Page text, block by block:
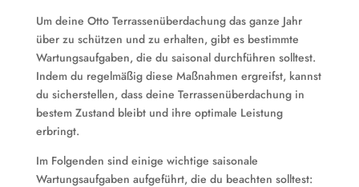
Um deine Otto Terrassenüberdachung das ganze Jahr
über zu schützen und zu erhalten, gibt es bestimmte
Wartungsaufgaben, die du saisonal durchführen solltest.
Indem du regelmäßig diese Maßnahmen ergreifst, kannst
du sicherstellen, dass deine Terrassenüberdachung in
bestem Zustand bleibt und ihre optimale Leistung
erbringt.
Im Folgenden sind einige wichtige saisonale
Wartungsaufgaben aufgeführt, die du beachten solltest: